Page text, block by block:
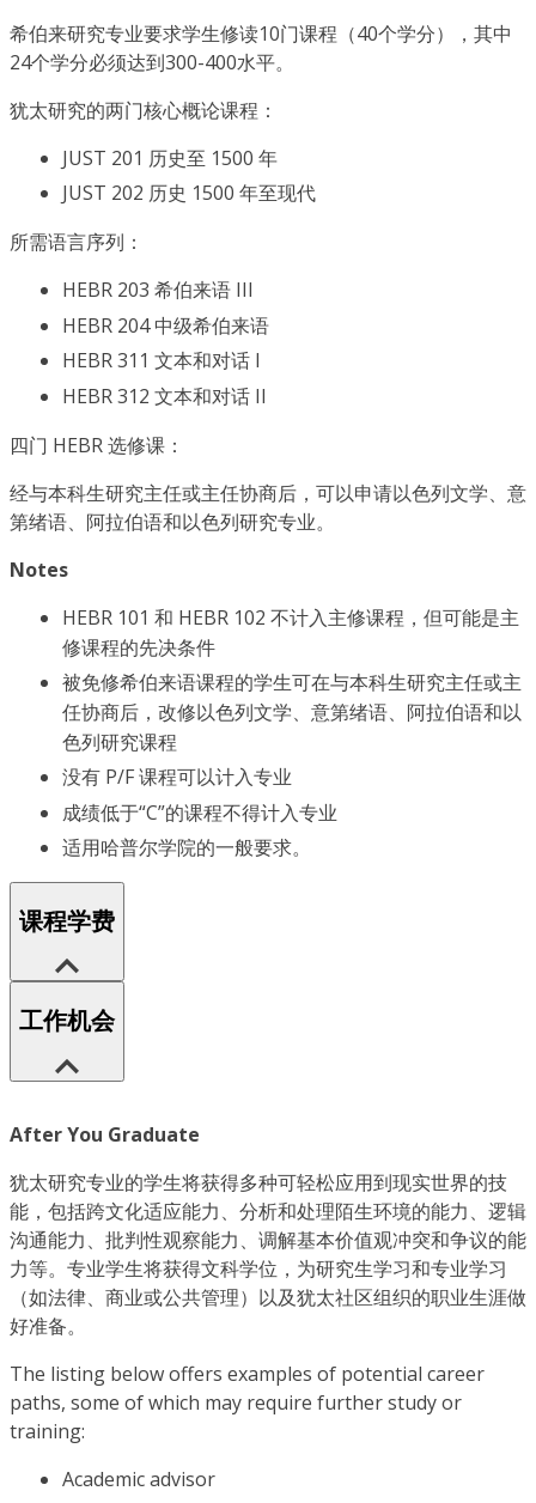
希伯来研究专业要求学生修读10门课程（40个学分），其中
24个学分必须达到300-400水平。
犹太研究的两门核心概论课程：
JUST 201 历史至 1500 年
JUST 202 历史 1500 年至现代
所需语言序列：
HEBR 203 希伯来语 III
HEBR 204 中级希伯来语
HEBR 311 文本和对话 I
HEBR 312 文本和对话 II
四门 HEBR 选修课：
经与本科生研究主任或主任协商后，可以申请以色列文学、意
第绪语、阿拉伯语和以色列研究专业。
Notes
HEBR 101 和 HEBR 102 不计入主修课程，但可能是主
修课程的先决条件
被免修希伯来语课程的学生可在与本科生研究主任或主
任协商后，改修以色列文学、意第绪语、阿拉伯语和以
色列研究课程
没有 P/F 课程可以计入专业
成绩低于“C”的课程不得计入专业
适用哈普尔学院的一般要求。
课程学费
工作机会
After You Graduate
犹太研究专业的学生将获得多种可轻松应用到现实世界的技
能，包括跨文化适应能力、分析和处理陌生环境的能力、逻辑
沟通能力、批判性观察能力、调解基本价值观冲突和争议的能
力等。专业学生将获得文科学位，为研究生学习和专业学习
（如法律、商业或公共管理）以及犹太社区组织的职业生涯做
好准备。
The listing below offers examples of potential career
paths, some of which may require further study or
training:
Academic advisor